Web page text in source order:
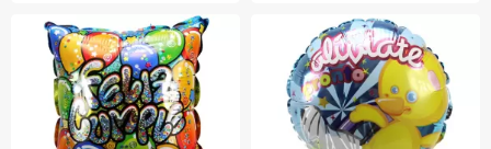
hecho por mí. Te amo Globo por
siempre.